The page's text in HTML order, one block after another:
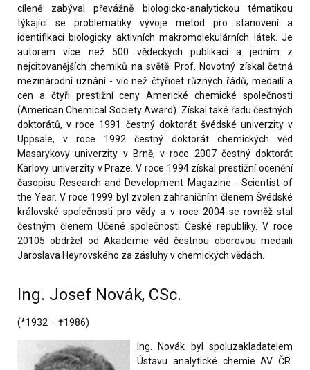
cíleně zabýval převážně biologicko-analytickou tématikou
týkající se problematiky vývoje metod pro stanovení a
identifikaci biologicky aktivních makromolekulárních látek. Je
autorem více než 500 vědeckých publikací a jedním z
nejcitovanějších chemiků na světě. Prof. Novotný získal četná
mezinárodní uznání - víc než čtyřicet různých řádů, medailí a
cen a čtyři prestižní ceny Americké chemické společnosti
(American Chemical Society Award). Získal také řadu čestných
doktorátů, v roce 1991 čestný doktorát švédské univerzity v
Uppsale, v roce 1992 čestný doktorát chemických věd
Masarykovy univerzity v Brně, v roce 2007 čestný doktorát
Karlovy univerzity v Praze. V roce 1994 získal prestižní ocenění
časopisu Research and Development Magazine - Scientist of
the Year. V roce 1999 byl zvolen zahraničním členem Švédské
královské společnosti pro vědy a v roce 2004 se rovněž stal
čestným členem Učené společnosti České republiky. V roce
20105 obdržel od Akademie věd čestnou oborovou medaili
Jaroslava Heyrovského za zásluhy v chemických vědách.
Ing. Josef Novák, CSc.
(*1932 – †1986)
Ing. Novák byl spoluzakladatelem
Ústavu analytické chemie AV ČR.